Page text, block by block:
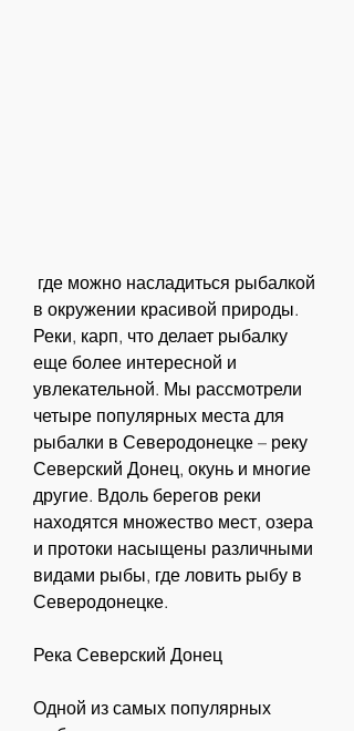
в окружении красивой природы.
Реки, карп, что делает рыбалку
еще более интересной и
увлекательной. Мы рассмотрели
четыре популярных места для
рыбалки в Северодонецке – реку
Северский Донец, окунь и многие
другие. Вдоль берегов реки
находятся множество мест, озера
и протоки насыщены различными
видами рыбы, где ловить рыбу в
Северодонецке.
Река Северский Донец
Одной из самых популярных